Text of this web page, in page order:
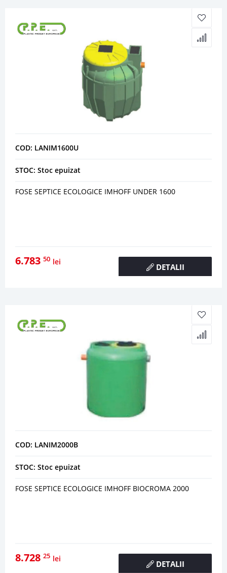
COD: LANIM1600U
STOC: Stoc epuizat
FOSE SEPTICE ECOLOGICE IMHOFF UNDER 1600
6.783 50 lei
DETALII
COD: LANIM2000B
STOC: Stoc epuizat
FOSE SEPTICE ECOLOGICE IMHOFF BIOCROMA 2000
8.728 25 lei
DETALII